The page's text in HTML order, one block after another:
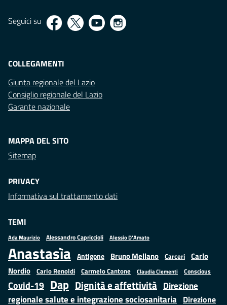
Seguici su
COLLEGAMENTI
Giunta regionale del Lazio
Consiglio regionale del Lazio
Garante nazionale
MAPPA DEL SITO
Sitemap
PRIVACY
Informativa sul trattamento dati
TEMI
Ada Maurizio Alessandro Capriccioli Alessio D'Amato
Anastasìa Antigone Bruno Mellano Carceri
Carlo
Nordio Carlo Renoldi Carmelo Cantone Claudia Clementi Conscious
Covid-19 Dap Dignità e affettività Direzione
regionale salute e integrazione sociosanitaria Direzione